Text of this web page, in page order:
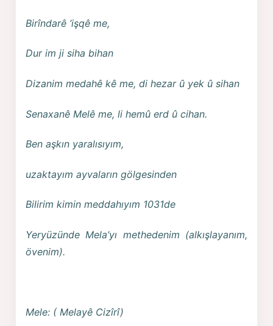
Birîndarê ‘işqê me,
Dur im ji siha bihan
Dizanim medahê kê me, di hezar û yek û sihan
Senaxanê Melê me, li hemû erd û cihan.
Ben aşkın yaralısıyım,
uzaktayım ayvaların gölgesinden
Bilirim kimin meddahıyım 1031de
Yeryüzünde Mela’yı methedenim (alkışlayanım,
övenim).
Mele: ( Melayê Cizîrî)